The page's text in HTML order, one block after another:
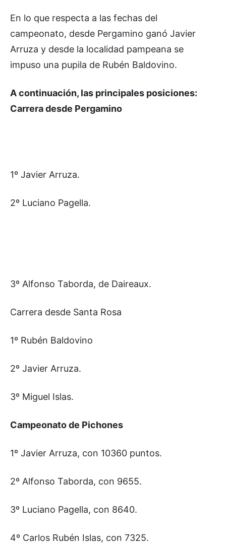
En lo que respecta a las fechas del
campeonato, desde Pergamino ganó Javier
Arruza y desde la localidad pampeana se
impuso una pupila de Rubén Baldovino.
A continuación, las principales posiciones:
Carrera desde Pergamino
1º Javier Arruza.
2º Luciano Pagella.
3º Alfonso Taborda, de Daireaux.
Carrera desde Santa Rosa
1º Rubén Baldovino
2º Javier Arruza.
3º Miguel Islas.
Campeonato de Pichones
1º Javier Arruza, con 10360 puntos.
2º Alfonso Taborda, con 9655.
3º Luciano Pagella, con 8640.
4º Carlos Rubén Islas, con 7325.